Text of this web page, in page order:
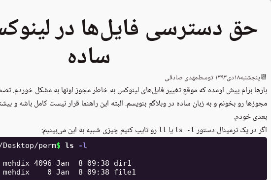
حق دسترسی فایل‌ها در
ساده 📆پنجشنبه۱۸دی۱۳۹۳ توسطمهدی صادقی
بارها برام پیش اومده که موقع تغییر فایل‌های لینوکس به خاطر مجوز اونها به مشکل خوردم.
مجوزها رو بخونم و به زبان ساده در وبلاگم بنویسم. البته این راهنما قرار نیست کامل باشه و
بعدی خودم.
اگر در یک ترمینال دستور ls -l یا ll رو تایپ کنیم چیزی شبیه به این می‌بینیم:
perm$ ls
-l